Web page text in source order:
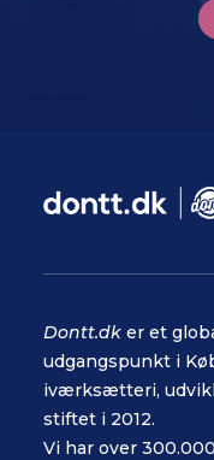
Dontt.dk er et
udgangspunkt i
iværksætteri,
stiftet i 2012.
Vi har over